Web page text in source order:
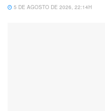
5 DE AGOSTO DE 2026, 22:14H